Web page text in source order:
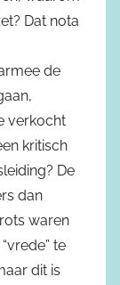
Dat nota
de
verkocht
kritisch
De
dan
waren
te
dit is